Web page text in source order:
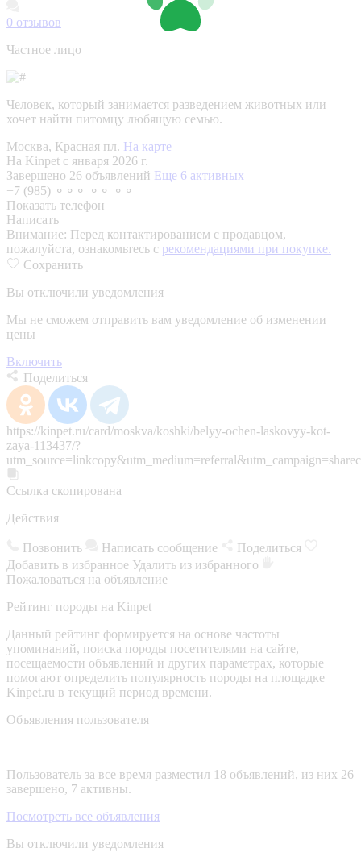
0 отзывов
Частное лицо
Человек, который занимается разведением животных или
хочет найти питомцу любящую семью.
Москва, Красная пл. На карте
На Kinpet c января 2026 г.
Завершено 26 объявлений Еще 6 активных
+7 (985) ⚬⚬⚬ ⚬⚬ ⚬⚬
Показать телефон
Написать
Внимание: Перед контактированием с продавцом,
пожалуйста, ознакомьтесь с рекомендациями при покупке.
Сохранить
Вы отключили уведомления
Мы не сможем отправить вам уведомление об изменении
цены
Включить
Поделиться
https://kinpet.ru/card/moskva/koshki/belyy-ochen-laskovyy-kot-
zaya-113437/?
Ссылка скопирована
Действия
Позвонить Написать сообщение
Поделиться
Добавить в избранное Удалить из избранного
Пожаловаться на объявление
Рейтинг породы на Kinpet
Данный рейтинг формируется на основе частоты
упоминаний, поиска породы посетителями на сайте,
посещаемости объявлений и других параметрах, которые
помогают определить популярность породы на площадке
Kinpet.ru в текущий период времени.
Объявления пользователя
Пользователь за все время разместил 18 объявлений, из них 26
завершено, 7 активны.
Посмотреть все объявления
Вы отключили уведомления